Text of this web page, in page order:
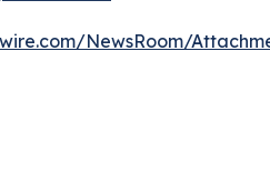
NewsRoom/